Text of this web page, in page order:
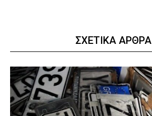
ΣΧΕΤΙΚΑ ΑΡΘΡΑ